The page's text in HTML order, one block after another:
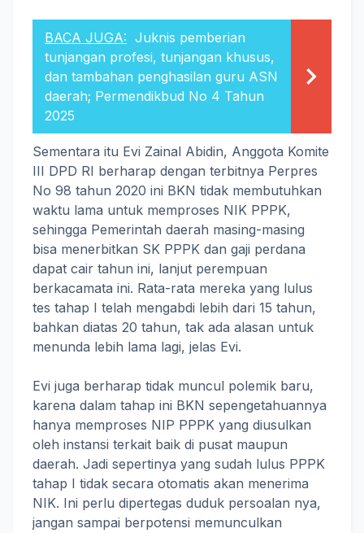
BACA JUGA: Juknis pemberian
tunjangan profesi, tunjangan khusus,
dan tambahan penghasilan guru ASN
daerah; Permendikbud No 4 Tahun
2025
Sementara itu Evi Zainal Abidin, Anggota Komite
III DPD RI berharap dengan terbitnya Perpres
No 98 tahun 2020 ini BKN tidak membutuhkan
waktu lama untuk memproses NIK PPPK,
sehingga Pemerintah daerah masing-masing
bisa menerbitkan SK PPPK dan gaji perdana
dapat cair tahun ini, lanjut perempuan
berkacamata ini. Rata-rata mereka yang lulus
tes tahap I telah mengabdi lebih dari 15 tahun,
bahkan diatas 20 tahun, tak ada alasan untuk
menunda lebih lama lagi, jelas Evi.
Evi juga berharap tidak muncul polemik baru,
karena dalam tahap ini BKN sepengetahuannya
hanya memproses NIP PPPK yang diusulkan
oleh instansi terkait baik di pusat maupun
daerah. Jadi sepertinya yang sudah lulus PPPK
tahap I tidak secara otomatis akan menerima
NIK. Ini perlu dipertegas duduk persoalan nya,
jangan sampai berpotensi memunculkan